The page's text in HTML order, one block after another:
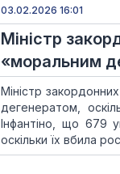
03.02.2026 16:01
Міністр
«моральним
Міністр
дегенератом,
Інфантіно, що 679
оскільки їх вбила